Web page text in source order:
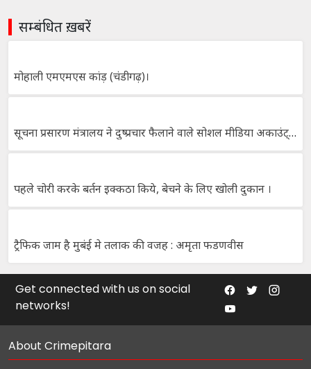
सम्बंधित ख़बरें
मोहाली एमएमएस कांड़ (चंडीगढ़)।
सूचना प्रसारण मंत्रालय ने दुष्प्रचार फैलाने वाले सोशल मीडिया अकाउंट्स बंद किये।
पहले चोरी करके बर्तन इक्कठा किये, बेचने के लिए खोली दुकान ।
ट्रैफिक जाम है मुबंई मे तलाक की वजह : अमृता फडणवीस
Get connected with us on social
networks!
About Crimepitara